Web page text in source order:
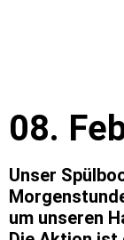
08.
Unser
um unseren